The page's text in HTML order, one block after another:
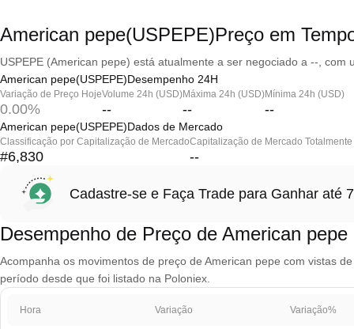
American pepe(USPEPE)Preço em
USPEPE (American pepe) está atualmente a ser negociado a --, com
American pepe(USPEPE)Desempenho 24H
Variação de Preço Hoje
0.00%
Volume 24h (USD)
--
Máxima 24h (USD)
--
Mínima 24h (USD)
--
American pepe(USPEPE)Dados de Mercado
Classificação por Capitalização de Mercado
#6,830
Capitalização de Mercado
--
Cadastre-se e Faça Trade para Ganhar até
Desempenho de Preço de American
Acompanha os movimentos de preço de American pepe com vistas
período desde que foi listado na Poloniex.
Hora Variação Variação%